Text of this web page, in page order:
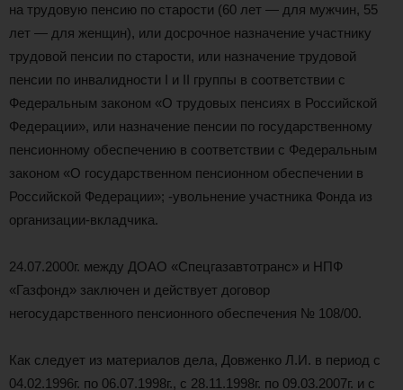
на трудовую пенсию по старости (60 лет — для мужчин, 55
лет — для женщин), или досрочное назначение участнику
трудовой пенсии по старости, или назначение трудовой
пенсии по инвалидности I и II группы в соответствии с
Федеральным законом «О трудовых пенсиях в Российской
Федерации», или назначение пенсии по государственному
пенсионному обеспечению в соответствии с Федеральным
законом «О государственном пенсионном обеспечении в
Российской Федерации»; -увольнение участника Фонда из
организации-вкладчика.
24.07.2000г. между ДОАО «Спецгазавтотранс» и НПФ
«Газфонд» заключен и действует договор
негосударственного пенсионного обеспечения № 108/00.
Как следует из материалов дела, Довженко Л.И. в период с
04.02.1996г. по 06.07.1998г., с 28.11.1998г. по 09.03.2007г. и с